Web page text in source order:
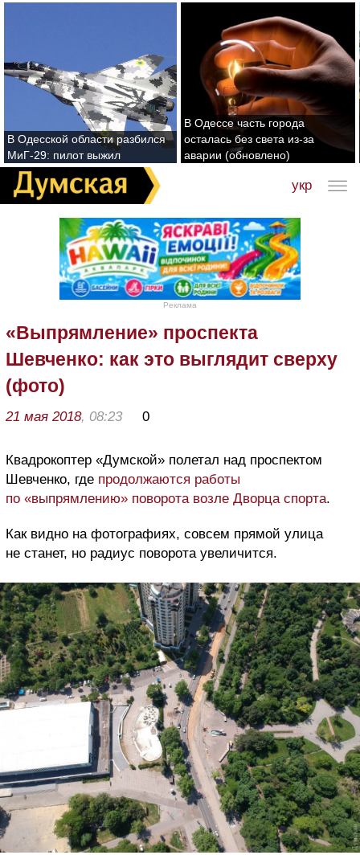
В Одесской области разбился
МиГ-29: пилот выжил
В Одессе часть города
осталась без света из-за
аварии (обновлено)
укр
Реклама
«Выпрямление» проспекта
Шевченко: как это выглядит сверху
(фото)
21 мая 2018, 08:23 0
Квадрокоптер «Думской» полетал над проспектом
Шевченко, где продолжаются работы
по «выпрямлению» поворота возле Дворца спорта.
Как видно на фотографиях, совсем прямой улица
не станет, но радиус поворота увеличится.